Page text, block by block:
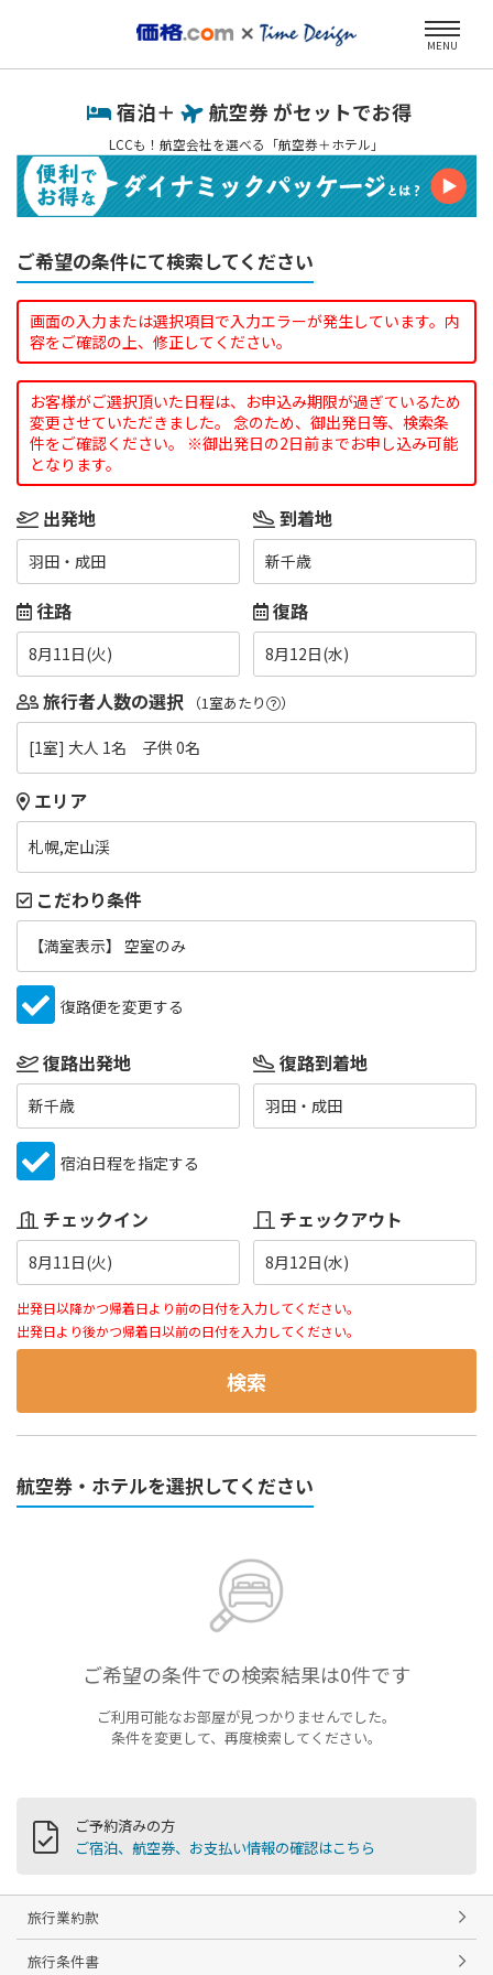
MENU
宿泊＋ 航空券 がセットでお得
LCCも！航空会社を選べる「航空券＋ホテル」
ご希望の条件にて検索してください
画面の入力または選択項目で入力エラーが発生しています。内
容をご確認の上、修正してください。
お客様がご選択頂いた日程は、お申込み期限が過ぎているため
変更させていただきました。 念のため、御出発日等、検索条
件をご確認ください。 ※御出発日の2日前までお申し込み可能
となります。
出発地
羽田・成田
到着地
新千歳
往路
8月11日(火)
復路
8月12日(水)
旅行者人数の選択 （1室あたり ）
[1室] 大人 1名 子供 0名
エリア
札幌,定山渓
こだわり条件
【満室表示】 空室のみ
復路便を変更する
復路出発地
新千歳
復路到着地
羽田・成田
宿泊日程を指定する
チェックイン
8月11日(火)
チェックアウト
8月12日(水)
出発日以降かつ帰着日より前の日付を入力してください。
出発日より後かつ帰着日以前の日付を入力してください。
検索
航空券・ホテルを選択してください
ご希望の条件での検索結果は0件です
ご利用可能なお部屋が見つかりませんでした。
条件を変更して、再度検索してください。
ご予約済みの方
ご宿泊、航空券、お支払い情報の確認はこちら
旅行業約款
旅行条件書